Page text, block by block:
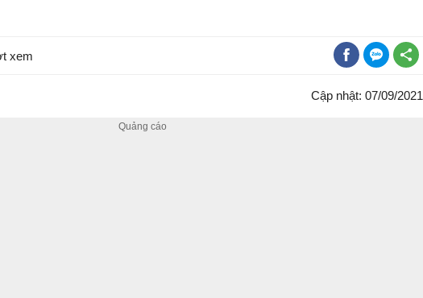
xem
Cập nhật: 07/09/2021